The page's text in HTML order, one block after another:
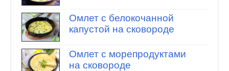
Омлет с белокочанной
капустой на сковороде
Омлет с морепродуктами
на сковороде